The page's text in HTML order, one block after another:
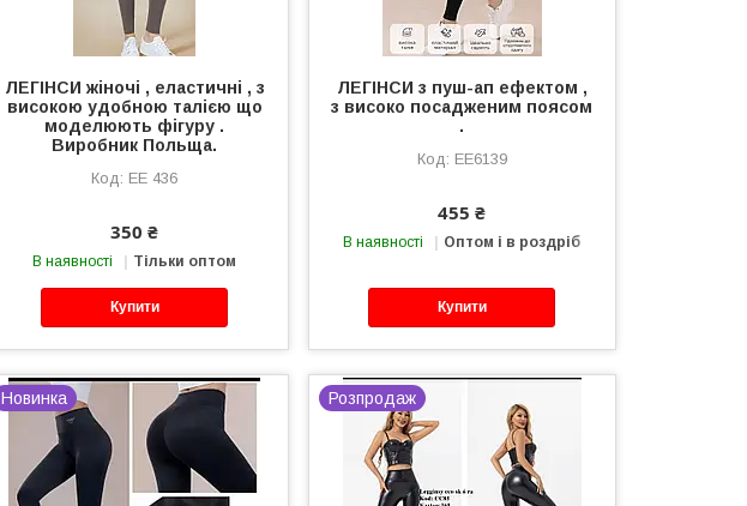
ЛЕГІНСИ жіночі , еластичні , з
високою удобною талією що
моделюють фігуру .
Виробник Польща.
ЕЕ 436
350 ₴
В наявності Тільки оптом
Купити
ЛЕГІНСИ з пуш-ап ефектом ,
з високо посадженим поясом
.
ЕЕ6139
455 ₴
В наявності Оптом і в роздріб
Купити
Новинка Розпродаж